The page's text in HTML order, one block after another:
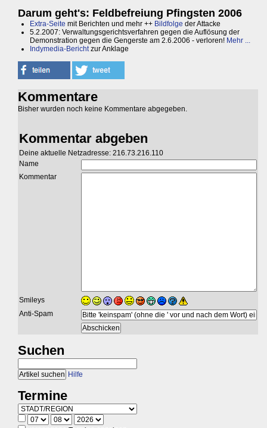
Darum geht's: Feldbefreiung Pfingsten 2006
Extra-Seite mit Berichten und mehr ++ Bildfolge der Attacke
5.2.2007: Verwaltungsgerichtsverfahren gegen die Auflösung der
Demonstration gegen die Gengerste am 2.6.2006 - verloren! Mehr ...
Indymedia-Berichtzur Anklage
Kommentare
Bisher wurden noch keine Kommentare abgegeben.
Kommentar abgeben
Deine aktuelle Netzadresse: 216.73.216.110
Name
Kommentar
Smileys
Anti-Spam
Suchen
Hilfe
Termine